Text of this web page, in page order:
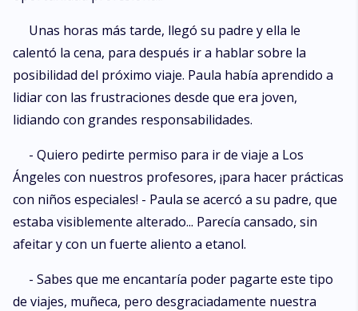
Unas horas más tarde, llegó su padre y ella le
calentó la cena, para después ir a hablar sobre la
posibilidad del próximo viaje. Paula había aprendido a
lidiar con las frustraciones desde que era joven,
lidiando con grandes responsabilidades.
- Quiero pedirte permiso para ir de viaje a Los
Ángeles con nuestros profesores, ¡para hacer prácticas
con niños especiales! - Paula se acercó a su padre, que
estaba visiblemente alterado... Parecía cansado, sin
afeitar y con un fuerte aliento a etanol.
- Sabes que me encantaría poder pagarte este tipo
de viajes, muñeca, pero desgraciadamente nuestra